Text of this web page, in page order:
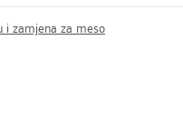
i zamjena za meso